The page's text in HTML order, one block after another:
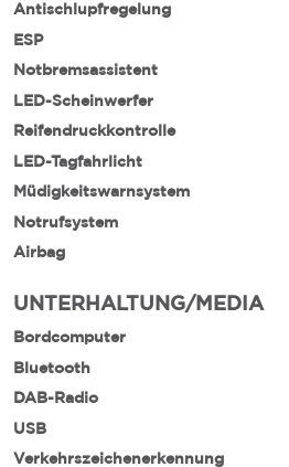
Antischlupfregelung
ESP
Notbremsassistent
LED-Scheinwerfer
Reifendruckkontrolle
LED-Tagfahrlicht
Müdigkeitswarnsystem
Notrufsystem
Airbag
UNTERHALTUNG/MEDIA
Bordcomputer
Bluetooth
DAB-Radio
USB
Verkehrszeichenerkennung